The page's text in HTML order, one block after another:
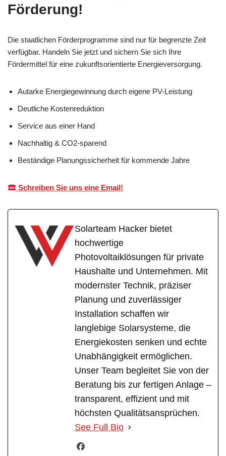
Förderung!
Die staatlichen Förderprogramme sind nur für begrenzte Zeit
verfügbar. Handeln Sie jetzt und sichern Sie sich Ihre
Fördermittel für eine zukunftsorientierte Energieversorgung.
Autarke Energiegewinnung durch eigene PV-Leistung
Deutliche Kostenreduktion
Service aus einer Hand
Nachhaltig & CO2-sparend
Beständige Planungssicherheit für kommende Jahre
Schreiben Sie uns eine Email!
Solarteam Hacker bietet
hochwertige
Photovoltaiklösungen für private
Haushalte und Unternehmen. Mit
modernster Technik, präziser
Planung und zuverlässiger
Installation schaffen wir
langlebige Solarsysteme, die
Energiekosten senken und echte
Unabhängigkeit ermöglichen.
Unser Team begleitet Sie von der
Beratung bis zur fertigen Anlage –
transparent, effizient und mit
höchsten Qualitätsansprüchen.
See Full Bio